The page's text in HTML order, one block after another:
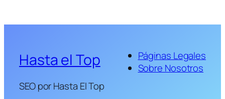
Hasta el Top
SEO por Hasta El Top
Páginas Legales
Sobre Nosotros